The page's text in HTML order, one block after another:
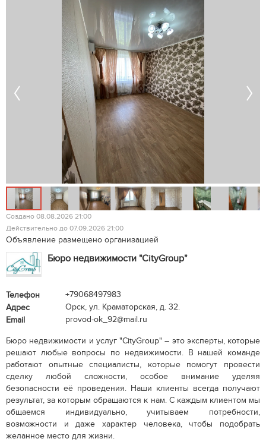
Создано 08.08.2026 21:00
Действительно до 07.09.2026 21:00
Объявление размещено организацией
Бюро недвижимости "CityGroup"
Телефон
+79068497983
Адрес
Орск, ул. Краматорская, д. 32.
Email
provod-ok_92@mail.ru
Бюро недвижимости и услуг "CityGroup" – это эксперты, которые
решают любые вопросы по недвижимости. В нашей команде
работают опытные специалисты, которые помогут провести
сделку любой сложности, особое внимание уделяя
безопасности её проведения. Наши клиенты всегда получают
результат, за которым обращаются к нам. С каждым клиентом мы
общаемся индивидуально, учитываем потребности,
возможности и даже характер человека, чтобы подобрать
желанное место для жизни.